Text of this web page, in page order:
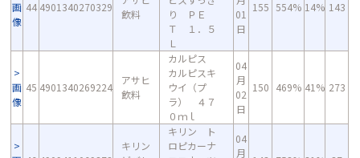
画
像
44 4901340270329
飲料
り ＰＥ
Ｔ １．５
Ｌ
01
日
155 554% 14% 143
画
像
45 4901340269224
アサヒ
飲料
カルピス
カルピスキ
ウイ（プ
ラ） ４７
０ｍｌ
04
月
02
日
150 469% 41% 273
キリン
キリン ト
ロピカーナ
04
月